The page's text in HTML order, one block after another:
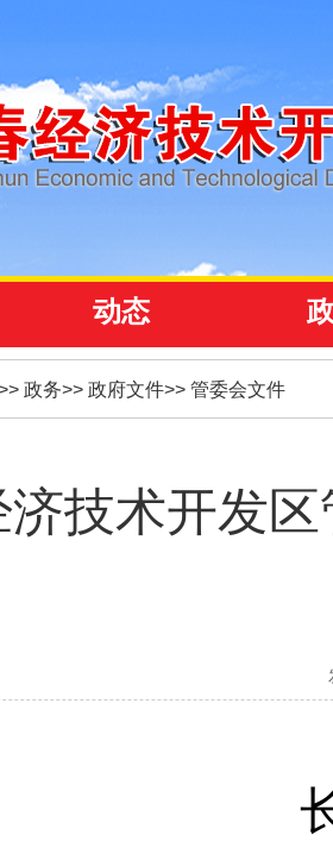
动态
政务>> 政府文件>> 管委会文件
技术开发